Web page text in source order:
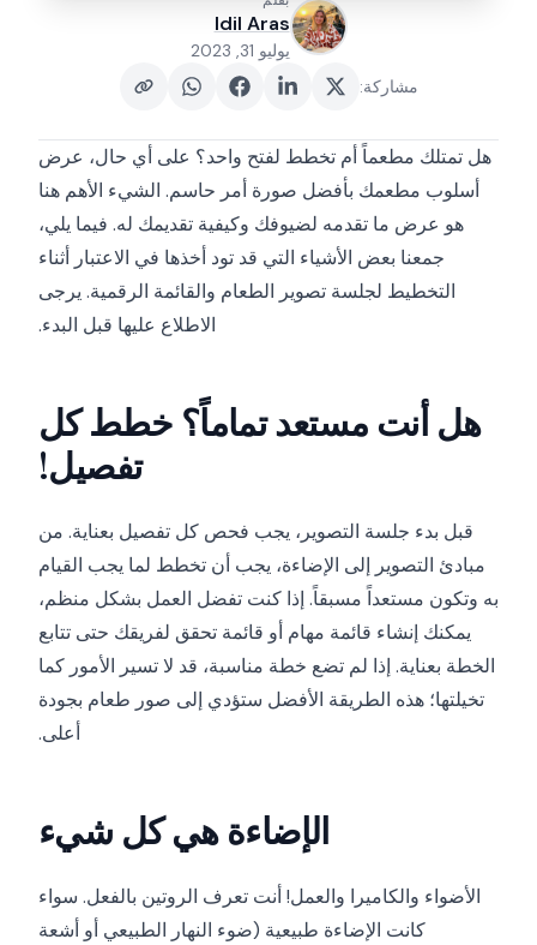
Idil Aras
يوليو 31, 2023
مشاركة:
هل تمتلك مطعماً أم تخطط لفتح واحد؟ على أي حال، عرض
أسلوب مطعمك بأفضل صورة أمر حاسم. الشيء الأهم هنا
هو عرض ما تقدمه لضيوفك وكيفية تقديمك له. فيما يلي،
جمعنا بعض الأشياء التي قد تود أخذها في الاعتبار أثناء
التخطيط لجلسة تصوير الطعام والقائمة الرقمية. يرجى
الاطلاع عليها قبل البدء.
هل أنت مستعد تماماً؟ خطط كل
تفصيل!
قبل بدء جلسة التصوير، يجب فحص كل تفصيل بعناية. من
مبادئ التصوير إلى الإضاءة، يجب أن تخطط لما يجب القيام
به وتكون مستعداً مسبقاً. إذا كنت تفضل العمل بشكل منظم،
يمكنك إنشاء قائمة مهام أو قائمة تحقق لفريقك حتى تتابع
الخطة بعناية. إذا لم تضع خطة مناسبة، قد لا تسير الأمور كما
تخيلتها؛ هذه الطريقة الأفضل ستؤدي إلى صور طعام بجودة
أعلى.
الإضاءة هي كل شيء
الأضواء والكاميرا والعمل! أنت تعرف الروتين بالفعل. سواء
كانت الإضاءة طبيعية (ضوء النهار الطبيعي أو أشعة